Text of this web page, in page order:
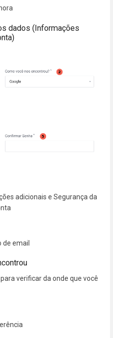
dados (Informações
adicionais e Segurança da
de email
verificar da onde que você